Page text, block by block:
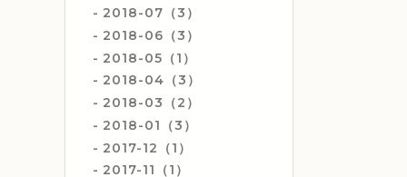
2018-07（3）
2018-06（3）
2018-05（1）
2018-04（3）
2018-03（2）
2018-01（3）
2017-12（1）
2017-11（1）